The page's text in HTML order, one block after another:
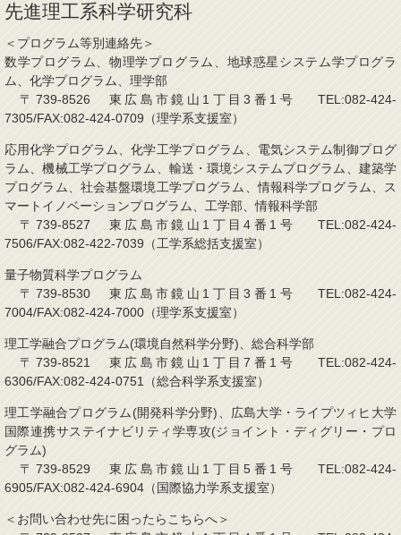
先進理工系科学研究科
＜プログラム等別連絡先＞
数学プログラム、物理学プログラム、地球惑星システム学プログラ
ム、化学プログラム、理学部
〒739-8526 東広島市鏡山1丁目3番1号 TEL:082-424-
7305/FAX:082-424-0709（理学系支援室）
応用化学プログラム、化学工学プログラム、電気システム制御プログ
ラム、機械工学プログラム、輸送・環境システムプログラム、建築学
プログラム、社会基盤環境工学プログラム、情報科学プログラム、ス
マートイノベーションプログラム、工学部、情報科学部
〒739-8527 東広島市鏡山1丁目4番1号 TEL:082-424-
7506/FAX:082-422-7039（工学系総括支援室）
量子物質科学プログラム
〒739-8530 東広島市鏡山1丁目3番1号 TEL:082-424-
7004/FAX:082-424-7000（理学系支援室）
理工学融合プログラム(環境自然科学分野)、総合科学部
〒739-8521 東広島市鏡山1丁目7番1号 TEL:082-424-
6306/FAX:082-424-0751（総合科学系支援室）
理工学融合プログラム(開発科学分野)、広島大学・ライプツィヒ大学
国際連携サステイナビリティ学専攻(ジョイント・ディグリー・プロ
グラム)
〒739-8529 東広島市鏡山1丁目5番1号 TEL:082-424-
6905/FAX:082-424-6904（国際協力学系支援室）
＜お問い合わせ先に困ったらこちらへ＞